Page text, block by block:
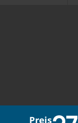
Preis